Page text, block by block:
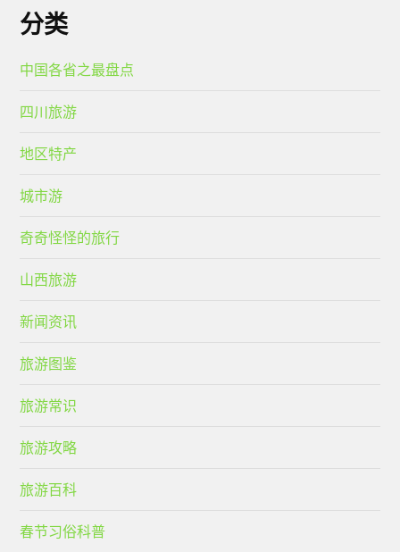
分类
中国各省之最盘点
四川旅游
地区特产
城市游
奇奇怪怪的旅行
山西旅游
新闻资讯
旅游图鉴
旅游常识
旅游攻略
旅游百科
春节习俗科普